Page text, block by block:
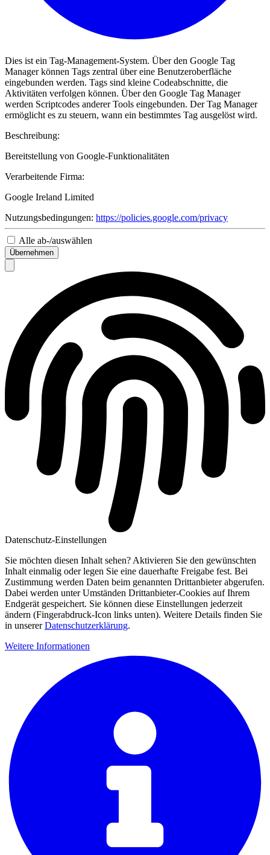
Dies ist ein Tag-Management-System. Über den Google Tag
Manager können Tags zentral über eine Benutzeroberfläche
eingebunden werden. Tags sind kleine Codeabschnitte, die
Aktivitäten verfolgen können. Über den Google Tag Manager
werden Scriptcodes anderer Tools eingebunden. Der Tag Manager
ermöglicht es zu steuern, wann ein bestimmtes Tag ausgelöst wird.
Beschreibung:
Bereitstellung von Google-Funktionalitäten
Verarbeitende Firma:
Google Ireland Limited
Nutzungsbedingungen: https://policies.google.com/privacy
Alle ab-/auswählen
Übernehmen
Datenschutz-Einstellungen
Sie möchten diesen Inhalt sehen? Aktivieren Sie den gewünschten
Inhalt einmalig oder legen Sie eine dauerhafte Freigabe fest. Bei
Zustimmung werden Daten beim genannten Drittanbieter abgerufen.
Dabei werden unter Umständen Drittanbieter-Cookies auf Ihrem
Endgerät gespeichert. Sie können diese Einstellungen jederzeit
ändern (Fingerabdruck-Icon links unten). Weitere Details finden Sie
in unsererDatenschutzerklärung.
Weitere Informationen